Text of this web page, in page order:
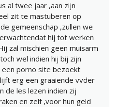
al twee jaar ,aan zijn
zit te mastuberen op
gemeenschap ,zullen we
hij tot werken
zal mischien geen muisarm
wel indien hij bij zijn
porno site bezoekt
erg een graaiende vvder
de les lezen indien zij
en zelf ,voor hun geld